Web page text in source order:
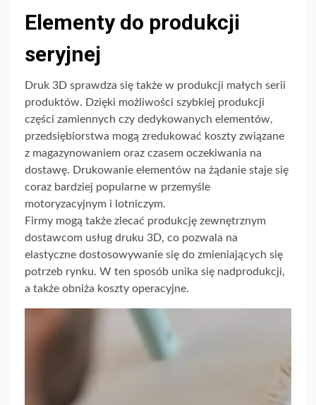
Elementy do produkcji
seryjnej
Druk 3D sprawdza się także w produkcji małych serii
produktów. Dzięki możliwości szybkiej produkcji
części zamiennych czy dedykowanych elementów,
przedsiębiorstwa mogą zredukować koszty związane
z magazynowaniem oraz czasem oczekiwania na
dostawę. Drukowanie elementów na żądanie staje się
coraz bardziej popularne w przemyśle
motoryzacyjnym i lotniczym.
Firmy mogą także zlecać produkcję zewnętrznym
dostawcom usług druku 3D, co pozwala na
elastyczne dostosowywanie się do zmieniających się
potrzeb rynku. W ten sposób unika się nadprodukcji,
a także obniża koszty operacyjne.